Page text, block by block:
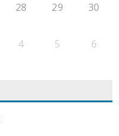
28 29 30
4 5 6